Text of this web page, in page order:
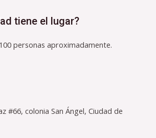
tiene el lugar?
personas aproximadamente.
#66, colonia San Ángel, Ciudad de